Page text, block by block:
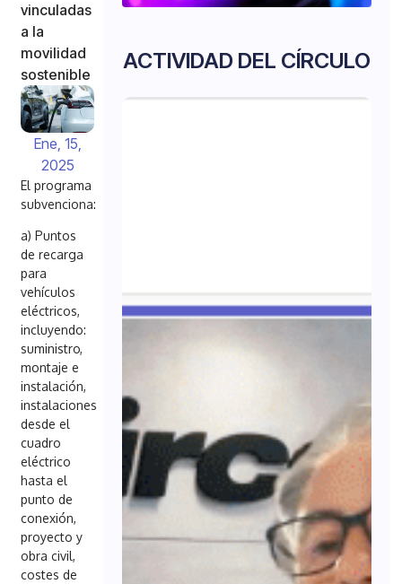
vinculadas
a la
movilidad
sostenible
Ene, 15,
2025
El programa
subvenciona:
a) Puntos
de recarga
para
vehículos
eléctricos,
incluyendo:
suministro,
montaje e
instalación,
instalaciones
desde el
cuadro
eléctrico
hasta el
punto de
conexión,
proyecto y
obra civil,
costes de
ACTIVIDAD DEL CÍRCULO